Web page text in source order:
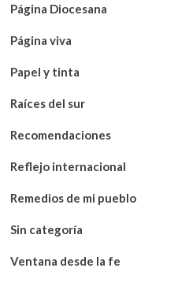
Página Diocesana
Página viva
Papel y tinta
Raíces del sur
Recomendaciones
Reflejo internacional
Remedios de mi pueblo
Sin categoría
Ventana desde la fe